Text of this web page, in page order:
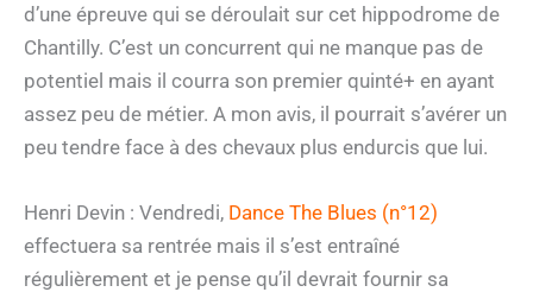
d’une épreuve qui se déroulait sur cet hippodrome de
Chantilly. C’est un concurrent qui ne manque pas de
potentiel mais il courra son premier quinté+ en ayant
assez peu de métier. A mon avis, il pourrait s’avérer un
peu tendre face à des chevaux plus endurcis que lui.
Henri Devin : Vendredi, Dance The Blues (n°12)
effectuera sa rentrée mais il s’est entraîné
régulièrement et je pense qu’il devrait fournir sa